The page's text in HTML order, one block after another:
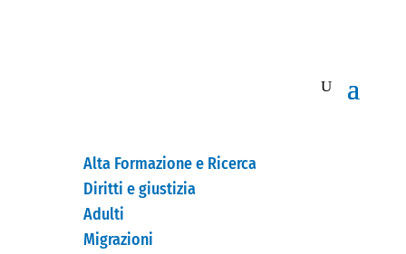
Alta Formazione e Ricerca
Diritti e giustizia
Adulti
Migrazioni